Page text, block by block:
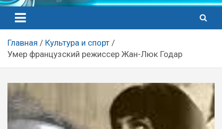
Главная
Культура и спорт
Умер французский режиссер Жан-Люк Годар